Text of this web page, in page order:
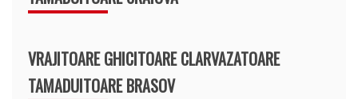
VRAJITOARE GHICITOARE CLARVAZATOARE
TAMADUITOARE BRASOV